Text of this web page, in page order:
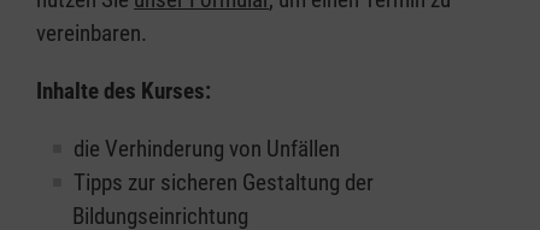
vereinbaren.
Inhalte des Kurses:
die Verhinderung von Unfällen
Tipps zur sicheren Gestaltung der
Bildungseinrichtung